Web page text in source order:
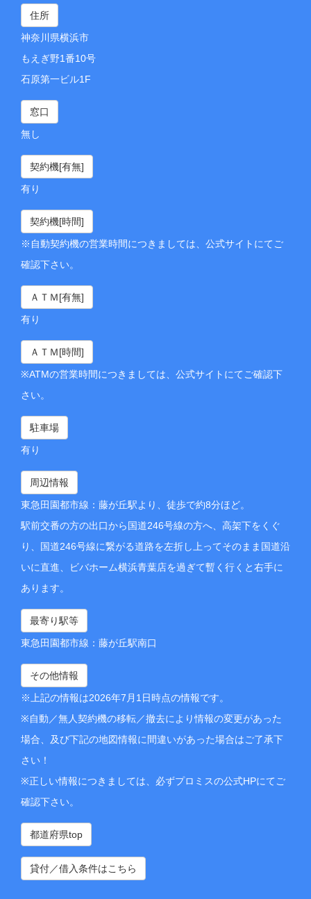
住所
神奈川県横浜市
もえぎ野1番10号
石原第一ビル1F
窓口
無し
契約機[有無]
有り
契約機[時間]
※自動契約機の営業時間につきましては、公式サイトにてご
確認下さい。
ＡＴＭ[有無]
有り
ＡＴＭ[時間]
※ATMの営業時間につきましては、公式サイトにてご確認下
さい。
駐車場
有り
周辺情報
東急田園都市線：藤が丘駅より、徒歩で約8分ほど。
駅前交番の方の出口から国道246号線の方へ、高架下をくぐ
り、国道246号線に繋がる道路を左折し上ってそのまま国道沿
いに直進、ビバホーム横浜青葉店を過ぎて暫く行くと右手に
あります。
最寄り駅等
東急田園都市線：藤が丘駅南口
その他情報
※上記の情報は2026年7月1日時点の情報です。
※自動／無人契約機の移転／撤去により情報の変更があった
場合、及び下記の地図情報に間違いがあった場合はご了承下
さい！
※正しい情報につきましては、必ずプロミスの公式HPにてご
確認下さい。
都道府県top
貸付／借入条件はこちら